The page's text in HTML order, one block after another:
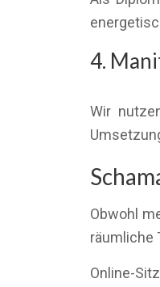
4.
Wir
Obwohl
räumliche
Online-